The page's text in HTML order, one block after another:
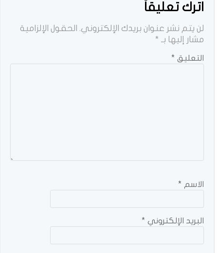
اترك تعليقاً
لن يتم نشر عنوان بريدك الإلكتروني. الحقول الإلزامية
مشار إليها بـ *
التعليق *
الاسم *
البريد الإلكتروني *